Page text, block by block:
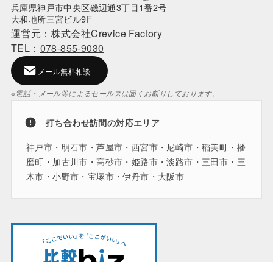
兵庫県神戸市中央区磯辺通3丁目1番2号
大和地所三宮ビル9F
運営元： 株式会社Crevice Factory
TEL： 078-855-9030
メール無料相談
※電話・メール等によるセールスは固くお断りしております。
打ち合わせ訪問の対応エリア
神戸市・明石市・芦屋市・西宮市・尼崎市・稲美町・播
磨町・加古川市・高砂市・姫路市・淡路市・三田市・三
木市・小野市・宝塚市・伊丹市・大阪市